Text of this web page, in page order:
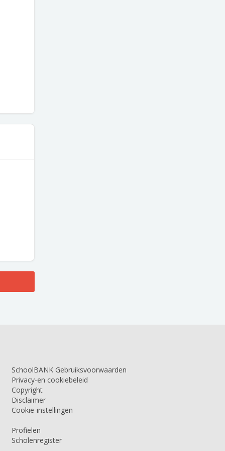
SchoolBANK Gebruiksvoorwaarden
Privacy-en cookiebeleid
Copyright
Disclaimer
Cookie-instellingen
Profielen
Scholenregister